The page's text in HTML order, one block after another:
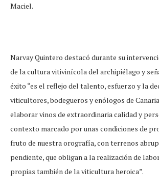
Maciel.
Narvay Quintero destacó durante su
de la cultura vitivinícola del archipiélago y
éxito “es el reflejo del talento, esfuerzo y la
viticultores, bodegueros y enólogos de
elaborar vinos de extraordinaria calidad y
contexto marcado por unas condiciones de
fruto de nuestra orografía, con terrenos
pendiente, que obligan a la realización de
propias también de la viticultura heroica”.